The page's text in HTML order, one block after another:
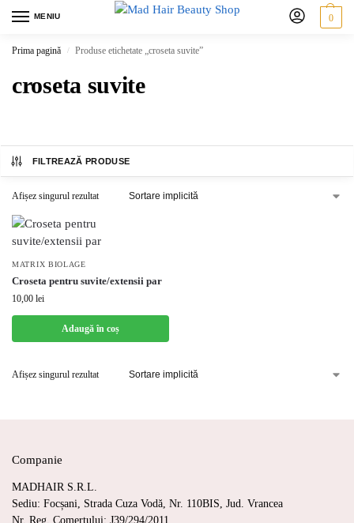
MENIU 0
Prima pagină / Produse etichetate „croseta suvite”
croseta suvite
FILTREAZĂ PRODUSE
Afișez singurul rezultat
MATRIX BIOLAGE
Croseta pentru suvite/extensii par
10,00 lei
Adaugă în coș
Afișez singurul rezultat
Companie
MADHAIR S.R.L.
Sediu: Focșani, Strada Cuza Vodă, Nr. 110BIS, Jud. Vrancea
Nr. Reg. Comerțului: J39/294/2011